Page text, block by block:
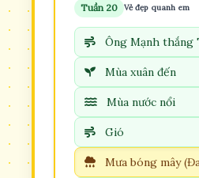
Tuần 20 Vẻ đẹp quanh em
Ông Mạnh thắng
Mùa xuân đến
Mùa nước nổi
Gió
Mưa bóng mây